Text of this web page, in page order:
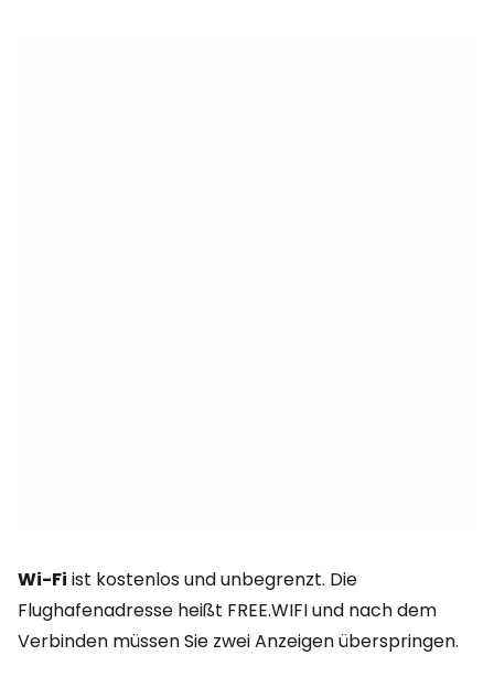
Wi-Fi ist kostenlos und unbegrenzt. Die
Flughafenadresse heißt FREE.WIFI und nach dem
Verbinden müssen Sie zwei Anzeigen überspringen.